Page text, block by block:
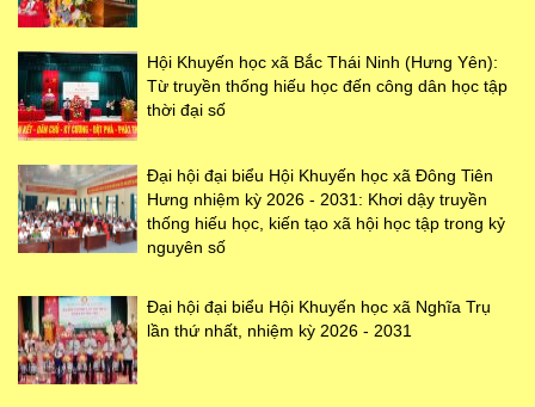
Hội Khuyến học xã Bắc Thái Ninh (Hưng Yên):
Từ truyền thống hiếu học đến công dân học tập
thời đại số
Đại hội đại biểu Hội Khuyến học xã Đông Tiên
Hưng nhiệm kỳ 2026 - 2031: Khơi dậy truyền
thống hiếu học, kiến tạo xã hội học tập trong kỷ
nguyên số
Đại hội đại biểu Hội Khuyến học xã Nghĩa Trụ
lần thứ nhất, nhiệm kỳ 2026 - 2031